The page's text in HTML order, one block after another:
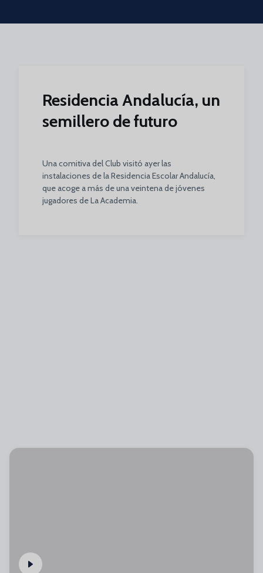
Skip to main content
Residencia Andalucía, un
semillero de futuro
Una comitiva del Club visitó ayer las
instalaciones de la Residencia Escolar Andalucía,
que acoge a más de una veintena de jóvenes
jugadores de La Academia.